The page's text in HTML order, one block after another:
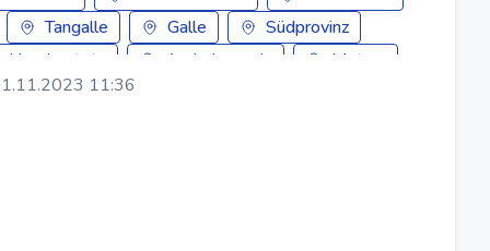
Tangalle Galle
Südprovinz
Hambantota Ambalangoda
Matara
Koggala
11:36